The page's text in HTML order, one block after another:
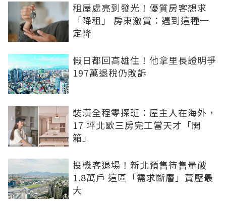
租屋處亮到發光！優質房客想求
「降租」 房東激賞：遇到這種一
定降
假日都回高雄住！他拿里長證明爭
197萬退稅仍敗訴
裝潢全程零探班：屋主人在海外，
17 坪北歐三房完工當天才「開
箱」
投機客退場！新北預售待售量破
1.8萬戶 這區「需求斷層」賣壓最
大